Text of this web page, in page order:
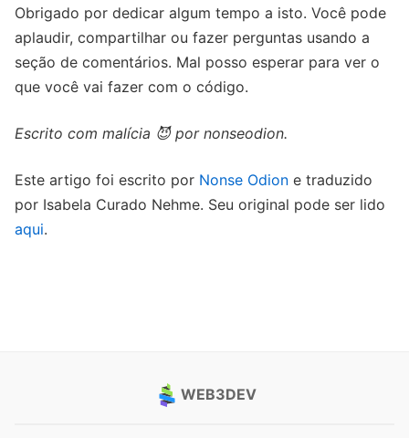
Obrigado por dedicar algum tempo a isto. Você pode
aplaudir, compartilhar ou fazer perguntas usando a
seção de comentários. Mal posso esperar para ver o
que você vai fazer com o código.
Escrito com malícia 😈 por nonseodion.
Este artigo foi escrito por Nonse Odion e traduzido
por Isabela Curado Nehme. Seu original pode ser lido
aqui.
WEB3DEV